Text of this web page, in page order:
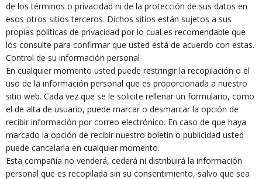
de los términos o privacidad ni de la protección de sus datos en
esos otros sitios terceros. Dichos sitios están sujetos a sus
propias políticas de privacidad por lo cual es recomendable que
los consulte para confirmar que usted está de acuerdo con estas.
Control de su información personal
En cualquier momento usted puede restringir la recopilación o el
uso de la información personal que es proporcionada a nuestro
sitio web. Cada vez que se le solicite rellenar un formulario, como
el de alta de usuario, puede marcar o desmarcar la opción de
recibir información por correo electrónico. En caso de que haya
marcado la opción de recibir nuestro boletín o publicidad usted
puede cancelarla en cualquier momento.
Esta compañía no venderá, cederá ni distribuirá la información
personal que es recopilada sin su consentimiento, salvo que sea